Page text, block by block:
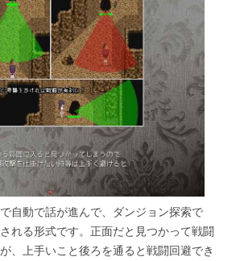
自動で話が進んで、ダンジョン探索で
れる形式です。正面だと見つかって戦闘
、上手いこと後ろを通ると戦闘回避でき